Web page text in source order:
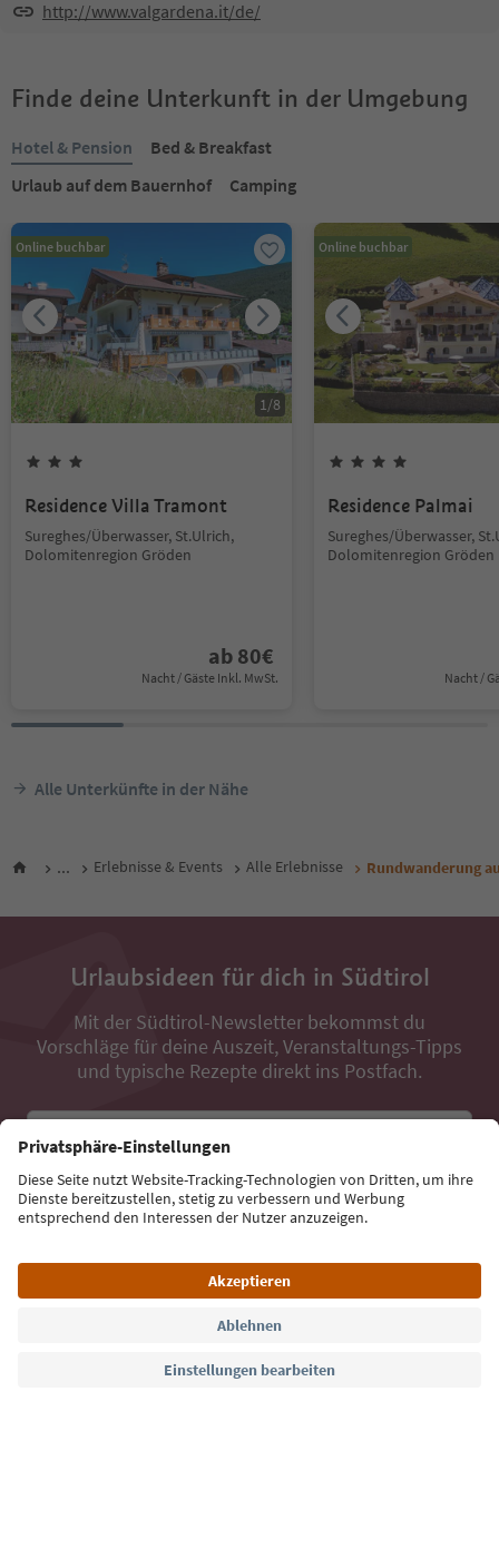
http://www.valgardena.it/de/
Finde deine Unterkunft in der Umgebung
Hotel & Pension
Bed & Breakfast
Urlaub auf dem Bauernhof
Camping
Online buchbar
1/8
Residence Villa Tramont
Sureghes/Überwasser, St.Ulrich,
Dolomitenregion Gröden
ab 80€
Nacht / Gäste Inkl. MwSt.
Online buchbar
Residence Palmai
Sureghes/Überwasser,
Dolomitenregion Gröden
Nacht /
Alle Unterkünfte in der Nähe
... Erlebnisse & Events Alle Erlebnisse Rundwanderung
Urlaubsideen für dich in Südtirol
Mit der Südtirol-Newsletter bekommst du
Vorschläge für deine Auszeit, Veranstaltungs-Tipps
und typische Rezepte direkt ins Postfach.
E-Mail Adresse
Jetzt anmelden